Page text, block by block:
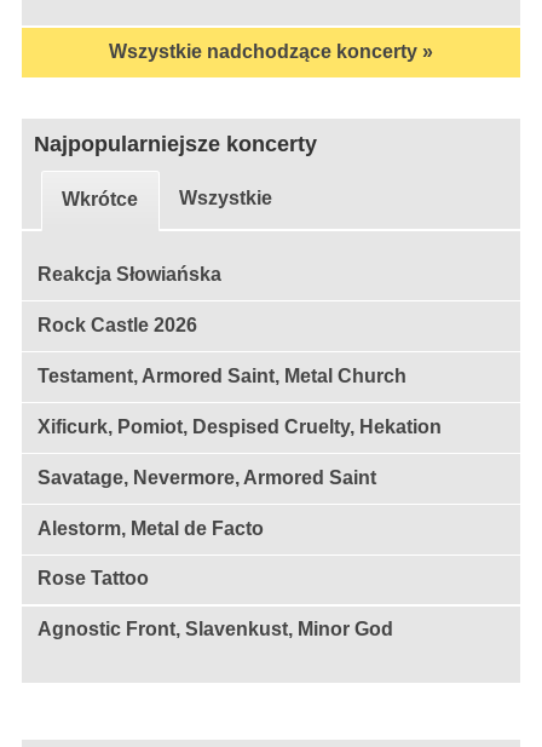
Wszystkie nadchodzące koncerty »
Najpopularniejsze koncerty
Wkrótce Wszystkie
Reakcja Słowiańska
Rock Castle 2026
Testament, Armored Saint, Metal Church
Xificurk, Pomiot, Despised Cruelty, Hekation
Savatage, Nevermore, Armored Saint
Alestorm, Metal de Facto
Rose Tattoo
Agnostic Front, Slavenkust, Minor God